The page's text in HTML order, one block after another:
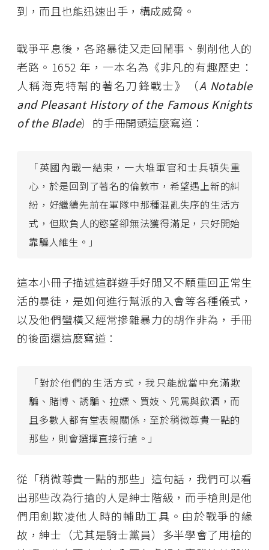
到，而且也能迅速出手，構成威脅。
戰爭平息後，各路暴徒又走回鬧事、剝削他人的
老路。1652 年，一本名為《非凡的有趣歷史：
人稱海克特幫的著名刀鋒戰士》（A Notable
and Pleasant History of the Famous Knights
of the Blade）的手冊開頭這麼寫道：
「英國內戰一結束，一大堆軍官和士兵頓失重
心，於是回到了著名的倫敦市，希望遇上新的糾
紛，好繼續先前在軍隊中那種混亂失序的生活方
式，但欺負人的慾望卻無法獲得滿足，只好開始
靠騙人維生。」
這本小冊子描述這群遊手好閒又不願重回正常生
活的暴徒，是如何進行幫派的入會等各種儀式，
以及他們蠻橫又經常摻雜暴力的胡作非為，手冊
的後面還這麼寫道：
「對於他們的生活方式，我只能說當中充滿欺
騙、賭博、誘騙、拉嫖、買妓、咒罵與飲酒，而
且多數人都有堂表親關係，至於稍微尊貴一點的
那些，則會選擇直接行搶。」
從「稍微尊貴一點的那些」這句話，我們可以看
出那些改為行搶的人是紳士階級，而手槍則是他
們用劍欺凌他人時的輔助工具。由於戰爭的緣
故，紳士（尤其是騎士黨員）多半學會了用槍的